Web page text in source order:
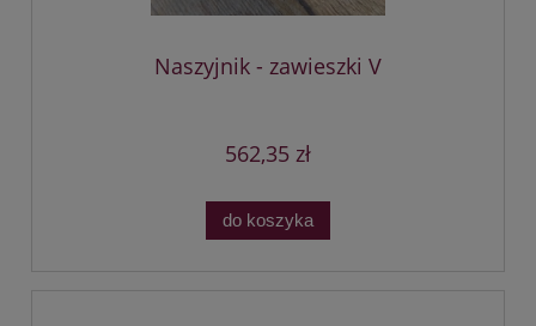
Naszyjnik - zawieszki V
562,35 zł
do koszyka